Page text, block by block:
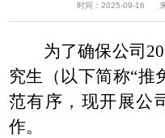
时间：2025-09-16
为了确保公司
究生（以下简称“推
范有序， 现开展公
作。